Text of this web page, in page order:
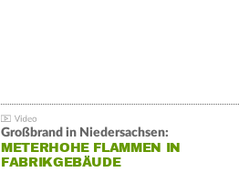
Großbrand in Niedersachsen:
METERHOHE FLAMMEN IN
FABRIKGEBÄUDE